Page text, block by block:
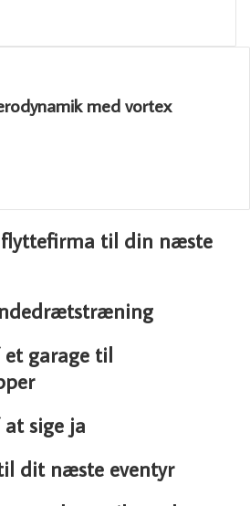
med vortex
til din næste
garage til
sige ja
dit næste eventyr